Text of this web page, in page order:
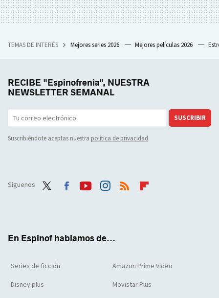
TEMAS DE INTERÉS Mejores series 2026 Mejores películas 2026
RECIBE "Espinofrenia", NUESTRA
NEWSLETTER SEMANAL
SUSCRIBIR
Suscribiéndote aceptas nuestra política de privacidad
Síguenos
En Espinof hablamos de...
Series de ficción Amazon Prime Video
Disney plus Movistar Plus